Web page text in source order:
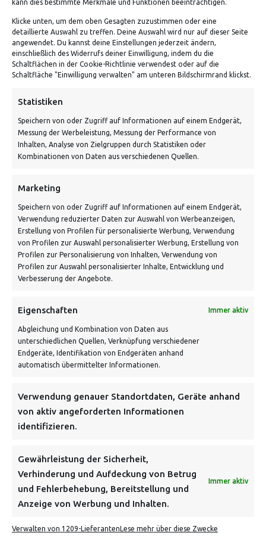
kann dies bestimmte Merkmale und Funktionen beeinträchtigen.
Klicke unten, um dem oben Gesagten zuzustimmen oder eine
detaillierte Auswahl zu treffen. Deine Auswahl wird nur auf dieser Seite
angewendet. Du kannst deine Einstellungen jederzeit ändern,
einschließlich des Widerrufs deiner Einwilligung, indem du die
Schaltflächen in der Cookie-Richtlinie verwendest oder auf die
Schaltfläche "Einwilligung verwalten" am unteren Bildschirmrand klickst.
Statistiken
Speichern von oder Zugriff auf Informationen auf einem Endgerät,
Messung der Werbeleistung, Messung der Performance von
Inhalten, Analyse von Zielgruppen durch Statistiken oder
Kombinationen von Daten aus verschiedenen Quellen.
Marketing
Speichern von oder Zugriff auf Informationen auf einem Endgerät,
Verwendung reduzierter Daten zur Auswahl von Werbeanzeigen,
Erstellung von Profilen für personalisierte Werbung, Verwendung
von Profilen zur Auswahl personalisierter Werbung, Erstellung von
Profilen zur Personalisierung von Inhalten, Verwendung von
Profilen zur Auswahl personalisierter Inhalte, Entwicklung und
Verbesserung der Angebote.
Eigenschaften Immer aktiv
Abgleichung und Kombination von Daten aus
unterschiedlichen Quellen, Verknüpfung verschiedener
Endgeräte, Identifikation von Endgeräten anhand
automatisch übermittelter Informationen.
Verwendung genauer Standortdaten, Geräte anhand
von aktiv angeforderten Informationen
identifizieren.
Gewährleistung der Sicherheit,
Verhinderung und Aufdeckung von Betrug
und Fehlerbehebung, Bereitstellung und
Anzeige von Werbung und Inhalten.
Immer aktiv
Verwalten von 1209-LieferantenLese mehr über diese Zwecke
ADRESSE
Von Tiling GmbH
Bahnhofstraße 3, 06268 Nemsdorf-Göhrendorf
Kontakt: Mo - Fr von 10:00 bis 18:00 Uhr
info@vontiling.de
Schnell und grün versendet:
VERSANDKOSTENHINWEIS:
NEWSLETTER
Danke, deine Registrierung war erfolgreich! Bitte prüfe
dein E-Mail-Konto für die Bestätigung.
FOLGE UNS